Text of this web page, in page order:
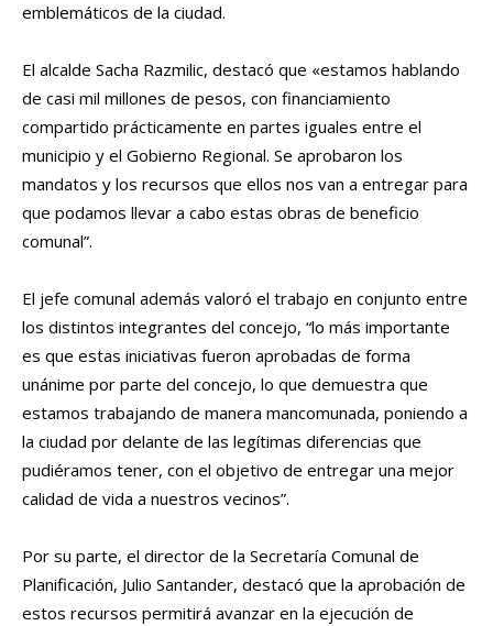
emblemáticos de la ciudad.
El alcalde Sacha Razmilic, destacó que «estamos hablando
de casi mil millones de pesos, con financiamiento
compartido prácticamente en partes iguales entre el
municipio y el Gobierno Regional. Se aprobaron los
mandatos y los recursos que ellos nos van a entregar para
que podamos llevar a cabo estas obras de beneficio
comunal”.
El jefe comunal además valoró el trabajo en conjunto entre
los distintos integrantes del concejo, “lo más importante
es que estas iniciativas fueron aprobadas de forma
unánime por parte del concejo, lo que demuestra que
estamos trabajando de manera mancomunada, poniendo a
la ciudad por delante de las legítimas diferencias que
pudiéramos tener, con el objetivo de entregar una mejor
calidad de vida a nuestros vecinos”.
Por su parte, el director de la Secretaría Comunal de
Planificación, Julio Santander, destacó que la aprobación de
estos recursos permitirá avanzar en la ejecución de